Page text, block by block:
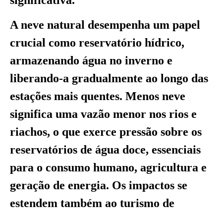
A neve natural desempenha um papel
crucial como reservatório hídrico,
armazenando água no inverno e
liberando-a gradualmente ao longo das
estações mais quentes. Menos neve
significa uma vazão menor nos rios e
riachos, o que exerce pressão sobre os
reservatórios de água doce, essenciais
para o consumo humano, agricultura e
geração de energia. Os impactos se
estendem também ao turismo de